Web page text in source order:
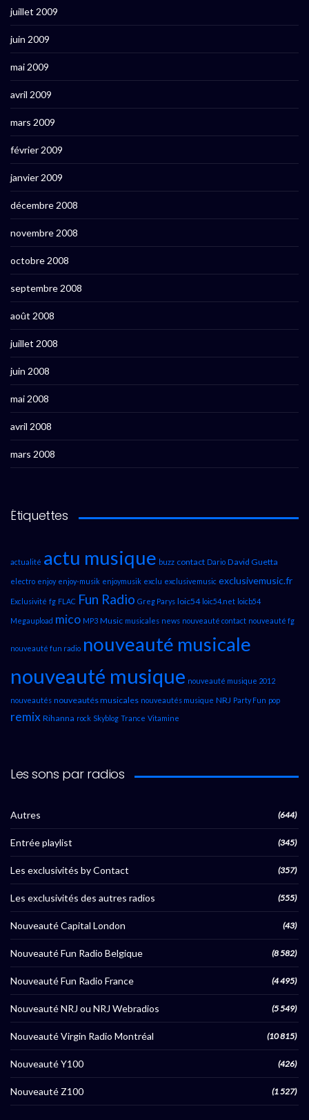
juillet 2009
juin 2009
mai 2009
avril 2009
mars 2009
février 2009
janvier 2009
décembre 2008
novembre 2008
octobre 2008
septembre 2008
août 2008
juillet 2008
juin 2008
mai 2008
avril 2008
mars 2008
Étiquettes
actualité actu musique buzz contact Dario David Guetta
electro enjoy enjoy-musik enjoymusik exclu exclusivemusic exclusivemusic.fr
Exclusivité fg FLAC Fun Radio Greg Parys loic54 loic54.net loicb54
Megaupload mico MP3 Music musicales news nouveauté contact nouveauté fg
nouveauté fun radio nouveauté musicale
nouveauté musique nouveauté musique 2012
nouveautés nouveautés musicales nouveautés musique NRJ Party Fun pop
remix Rihanna rock Skyblog Trance Vitamine
Les sons par radios
Autres (644)
Entrée playlist (345)
Les exclusivités by Contact (357)
Les exclusivités des autres radios (555)
Nouveauté Capital London (43)
Nouveauté Fun Radio Belgique (8 582)
Nouveauté Fun Radio France (4 495)
Nouveauté NRJ ou NRJ Webradios (5 549)
Nouveauté Virgin Radio Montréal (10 815)
Nouveauté Y100 (426)
Nouveauté Z100 (1 527)